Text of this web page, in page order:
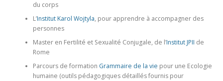
du corps
L’Institut Karol Wojtyla, pour apprendre à accompagner des
personnes
Master en Fertilité et Sexualité Conjugale, de l’Institut JPII de
Rome
Parcours de formation Grammaire de la vie pour une Ecologie
humaine (outils pédagogiques détaillés fournis pour